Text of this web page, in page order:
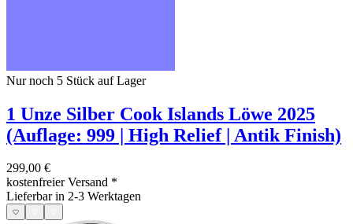
Nur noch 5 Stück auf Lager
1 Unze Silber Cook Islands Löwe 2025
(Auflage: 999 | High Relief | Antik Finish)
299,00 €
kostenfreier Versand *
Lieferbar in 2-3 Werktagen